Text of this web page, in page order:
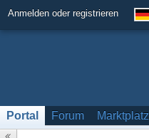
Anmelden oder registrieren
Portal Forum Marktplatz